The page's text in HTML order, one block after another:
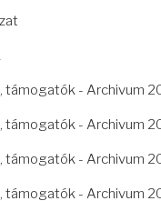
támogatók - Archivum
támogatók - Archivum
támogatók - Archivum
támogatók - Archivum